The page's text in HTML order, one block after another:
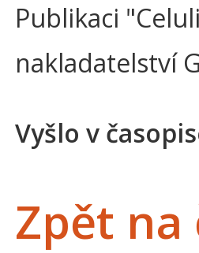
Publikaci
nakladatelství
Vyšlo v
Zpět